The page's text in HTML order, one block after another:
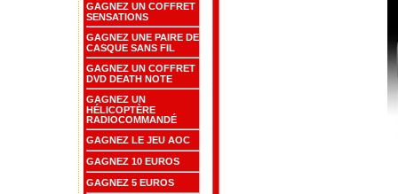
GAGNEZ UN COFFRET
SENSATIONS
GAGNEZ UNE PAIRE DE
CASQUE SANS FIL
GAGNEZ UN COFFRET
DVD DEATH NOTE
GAGNEZ UN
HÉLICOPTÈRE
RADIOCOMMANDÉ
GAGNEZ LE JEU AOC
GAGNEZ 10 EUROS
GAGNEZ 5 EUROS